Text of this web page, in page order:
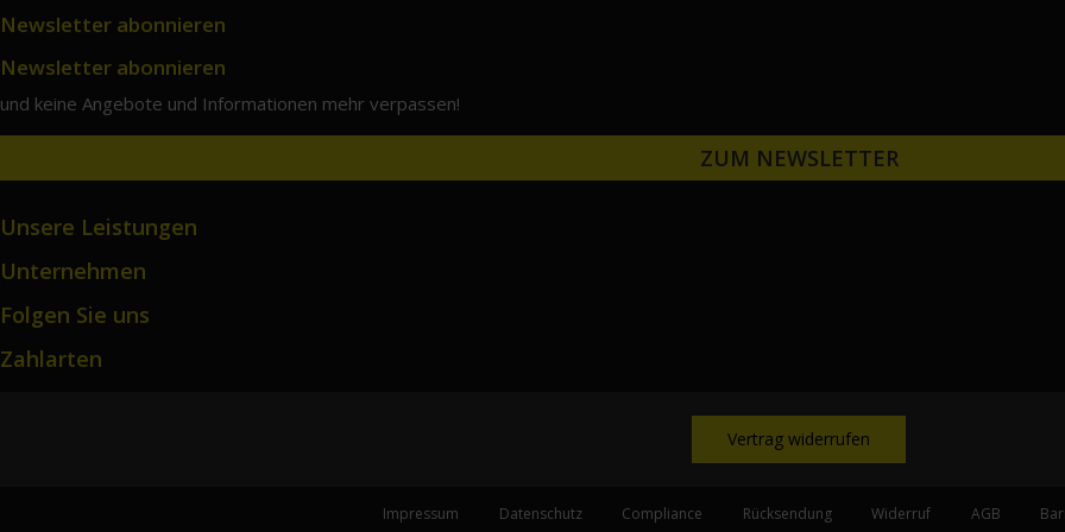
Newsletter abonnieren
Newsletter abonnieren
und keine Angebote und Informationen mehr verpassen!
ZUM NEWSLETTER
Unsere Leistungen
Unternehmen
Folgen Sie uns
Zahlarten
Vertrag widerrufen
Impressum Datenschutz Compliance Rücksendung Widerruf AGB